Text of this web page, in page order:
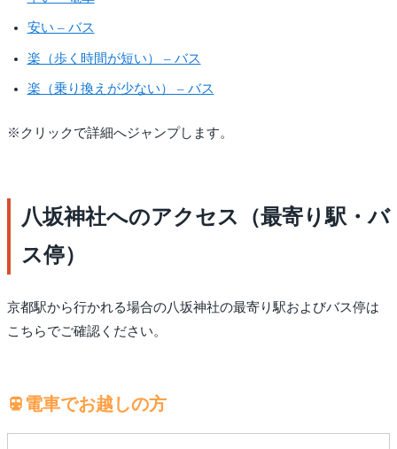
安い – バス
楽（歩く時間が短い） – バス
楽（乗り換えが少ない） – バス
※クリックで詳細へジャンプします。
八坂神社へのアクセス（最寄り駅・バ
ス停）
京都駅から行かれる場合の八坂神社の最寄り駅およびバス停は
こちらでご確認ください。
電車でお越しの方